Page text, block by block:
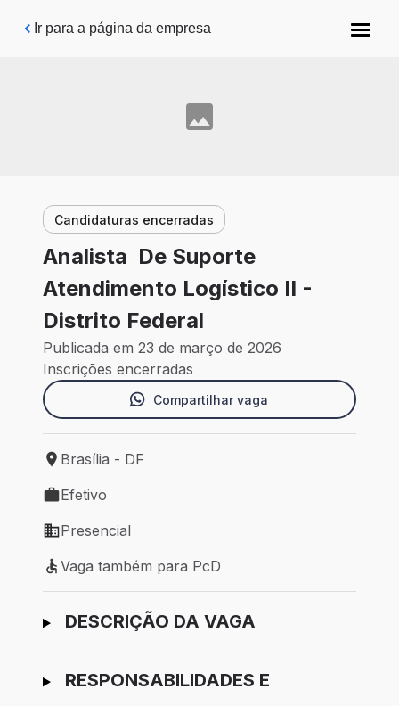
Pular para o conteúdo principal
Ir para a página da empresa
Candidaturas encerradas
Analista De Suporte
Atendimento Logístico II -
Distrito Federal
Publicada em 23 de março de 2026
Inscrições encerradas
Compartilhar vaga
Local de trabalho: Brasília - DF
Brasília - DF
Tipo de vaga: Efetivo
Efetivo
Modelo de trabalho: Presencial
Presencial
Vaga também para PcD
Vaga também para PcD
Ir para candidatura
DESCRIÇÃO DA VAGA
RESPONSABILIDADES E